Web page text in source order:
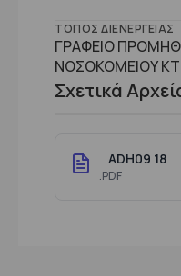
ΤΌΠΟΣ ΔΙΕΝΈΡΓΕΙΑΣ
ΓΡΑΦΕΙΟ
ΝΟΣΟΚΟΜΕΙΟΥ
Σχετικά
ADH09 18
.PDF